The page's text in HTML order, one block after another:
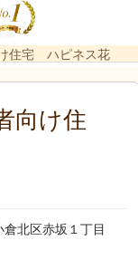
住宅 ハピネス花
向け住
北区赤坂１丁目